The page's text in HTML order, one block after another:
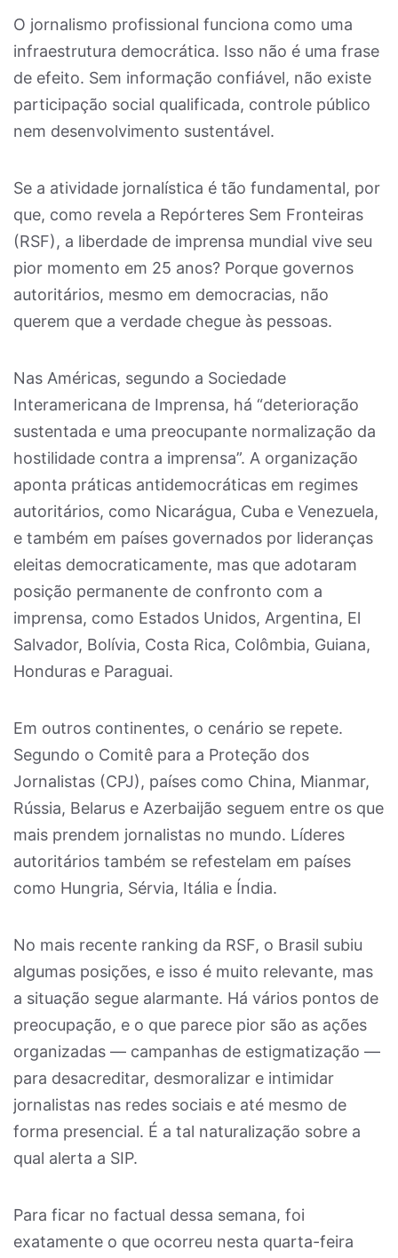
O jornalismo profissional funciona como uma
infraestrutura democrática. Isso não é uma frase
de efeito. Sem informação confiável, não existe
participação social qualificada, controle público
nem desenvolvimento sustentável.
Se a atividade jornalística é tão fundamental, por
que, como revela a Repórteres Sem Fronteiras
(RSF), a liberdade de imprensa mundial vive seu
pior momento em 25 anos? Porque governos
autoritários, mesmo em democracias, não
querem que a verdade chegue às pessoas.
Nas Américas, segundo a Sociedade
Interamericana de Imprensa, há “deterioração
sustentada e uma preocupante normalização da
hostilidade contra a imprensa”. A organização
aponta práticas antidemocráticas em regimes
autoritários, como Nicarágua, Cuba e Venezuela,
e também em países governados por lideranças
eleitas democraticamente, mas que adotaram
posição permanente de confronto com a
imprensa, como Estados Unidos, Argentina, El
Salvador, Bolívia, Costa Rica, Colômbia, Guiana,
Honduras e Paraguai.
Em outros continentes, o cenário se repete.
Segundo o Comitê para a Proteção dos
Jornalistas (CPJ), países como China, Mianmar,
Rússia, Belarus e Azerbaijão seguem entre os que
mais prendem jornalistas no mundo. Líderes
autoritários também se refestelam em países
como Hungria, Sérvia, Itália e Índia.
No mais recente ranking da RSF, o Brasil subiu
algumas posições, e isso é muito relevante, mas
a situação segue alarmante. Há vários pontos de
preocupação, e o que parece pior são as ações
organizadas — campanhas de estigmatização —
para desacreditar, desmoralizar e intimidar
jornalistas nas redes sociais e até mesmo de
forma presencial. É a tal naturalização sobre a
qual alerta a SIP.
Para ficar no factual dessa semana, foi
exatamente o que ocorreu nesta quarta-feira